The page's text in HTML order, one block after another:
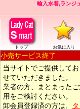
輸入水着,ランジ
トップ お気に入り
小売サービス終了
当サイトでご提供して
せていただきました。
業者の方、まとまったご
用をご検討ください。
卸会員登録済の方は、